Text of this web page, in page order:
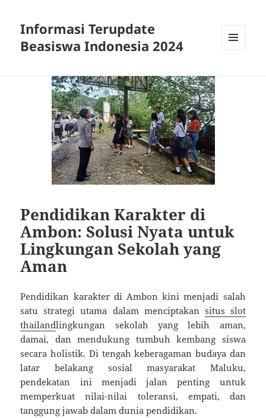
Informasi Terupdate
Beasiswa Indonesia 2024
Pendidikan Karakter di
Ambon: Solusi Nyata untuk
Lingkungan Sekolah yang
Aman
Pendidikan karakter di Ambon kini menjadi salah
satu strategi utama dalam menciptakan situs slot
thailandlingkungan sekolah yang lebih aman,
damai, dan mendukung tumbuh kembang siswa
secara holistik. Di tengah keberagaman budaya dan
latar belakang sosial masyarakat Maluku,
pendekatan ini menjadi jalan penting untuk
memperkuat nilai-nilai toleransi, empati, dan
tanggung jawab dalam dunia pendidikan.